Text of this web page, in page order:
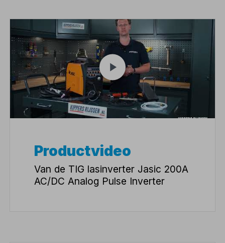
Productvideo
Van de TIG lasinverter Jasic 200A
AC/DC Analog Pulse Inverter